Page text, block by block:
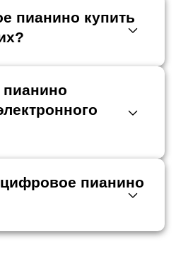
пианино купить
пианино